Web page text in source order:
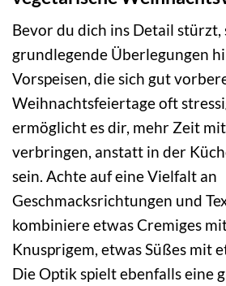
Bevor du dich ins Detail stürzt,
grundlegende Überlegungen
Vorspeisen, die sich gut
Weihnachtsfeiertage oft
ermöglicht es dir, mehr Zeit
verbringen, anstatt in der
sein. Achte auf eine Vielfalt an
Geschmacksrichtungen und
kombiniere etwas Cremiges
Knusprigem, etwas Süßes mit
Die Optik spielt ebenfalls eine